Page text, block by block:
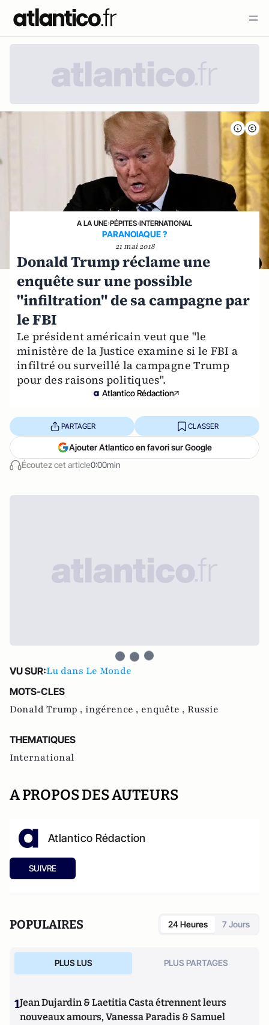
A LA UNE›PÉPITES›INTERNATIONAL
PARANOIAQUE ?
21 mai 2018
Donald Trump réclame une
enquête sur une possible
"infiltration" de sa campagne par
le FBI
Le président américain veut que "le
ministère de la Justice examine si le FBI a
infiltré ou surveillé la campagne Trump
pour des raisons politiques".
Atlantico Rédaction
Écoutez cet article0:00min
PARTAGER CLASSER
Ajouter Atlantico en favori sur Google
VU SUR:Lu dans Le Monde
MOTS-CLES
Donald Trump , ingérence , enquête , Russie
THEMATIQUES
International
A PROPOS DES AUTEURS
Atlantico Rédaction
SUIVRE
POPULAIRES 24 Heures 7 Jours
PLUS LUS PLUS PARTAGES
1Jean Dujardin & Laetitia Casta étrennent leurs
nouveaux amours, Vanessa Paradis & Samuel